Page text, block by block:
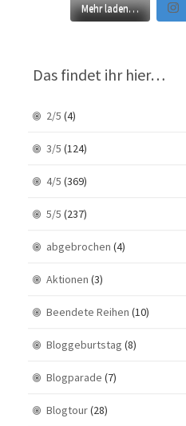
Mehr laden…
Das findet ihr hier…
2/5 (4)
3/5 (124)
4/5 (369)
5/5 (237)
abgebrochen (4)
Aktionen (3)
Beendete Reihen (10)
Bloggeburtstag (8)
Blogparade (7)
Blogtour(28)